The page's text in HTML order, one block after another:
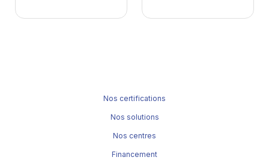
Nos certifications
Nos solutions
Nos centres
Financement